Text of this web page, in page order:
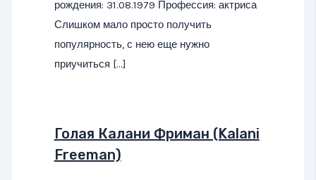
рождения: 31.08.1979 Профессия: актриса
Слишком мало просто получить
популярность, с нею еще нужно
приучиться […]
Голая Калани Фриман (Kalani
Freeman)